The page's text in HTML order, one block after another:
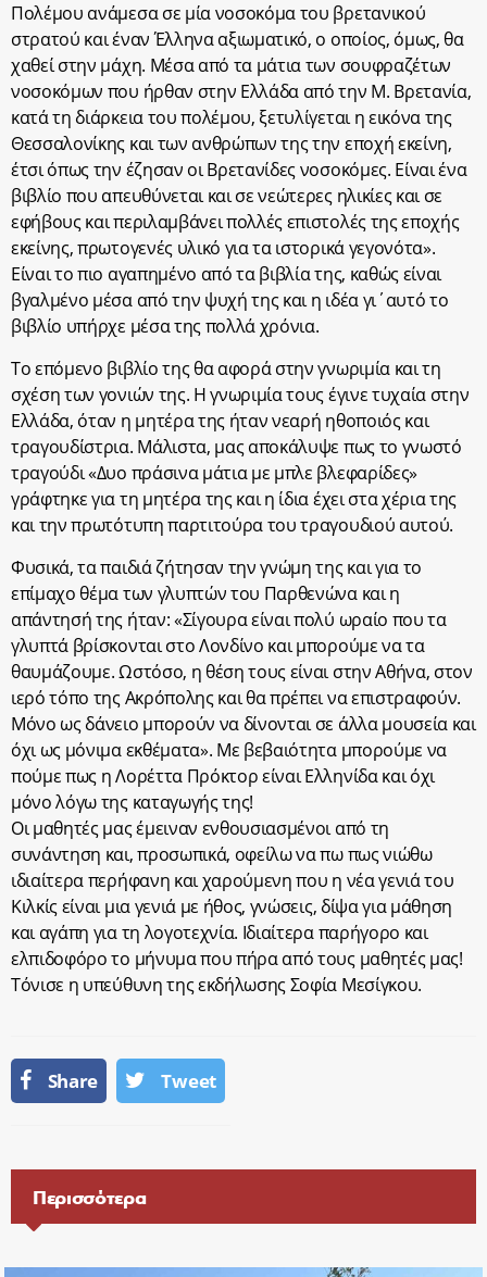
Πολέμου ανάμεσα σε μία νοσοκόμα του βρετανικού
στρατού και έναν Έλληνα αξιωματικό, ο οποίος, όμως, θα
χαθεί στην μάχη. Μέσα από τα μάτια των σουφραζέτων
νοσοκόμων που ήρθαν στην Ελλάδα από την Μ. Βρετανία,
κατά τη διάρκεια του πολέμου, ξετυλίγεται η εικόνα της
Θεσσαλονίκης και των ανθρώπων της την εποχή εκείνη,
έτσι όπως την έζησαν οι Βρετανίδες νοσοκόμες. Είναι ένα
βιβλίο που απευθύνεται και σε νεώτερες ηλικίες και σε
εφήβους και περιλαμβάνει πολλές επιστολές της εποχής
εκείνης, πρωτογενές υλικό για τα ιστορικά γεγονότα».
Είναι το πιο αγαπημένο από τα βιβλία της, καθώς είναι
βγαλμένο μέσα από την ψυχή της και η ιδέα γι΄αυτό το
βιβλίο υπήρχε μέσα της πολλά χρόνια.
Το επόμενο βιβλίο της θα αφορά στην γνωριμία και τη
σχέση των γονιών της. Η γνωριμία τους έγινε τυχαία στην
Ελλάδα, όταν η μητέρα της ήταν νεαρή ηθοποιός και
τραγουδίστρια. Μάλιστα, μας αποκάλυψε πως το γνωστό
τραγούδι «Δυο πράσινα μάτια με μπλε βλεφαρίδες»
γράφτηκε για τη μητέρα της και η ίδια έχει στα χέρια της
και την πρωτότυπη παρτιτούρα του τραγουδιού αυτού.
Φυσικά, τα παιδιά ζήτησαν την γνώμη της και για το
επίμαχο θέμα των γλυπτών του Παρθενώνα και η
απάντησή της ήταν: «Σίγουρα είναι πολύ ωραίο που τα
γλυπτά βρίσκονται στο Λονδίνο και μπορούμε να τα
θαυμάζουμε. Ωστόσο, η θέση τους είναι στην Αθήνα, στον
ιερό τόπο της Ακρόπολης και θα πρέπει να επιστραφούν.
Μόνο ως δάνειο μπορούν να δίνονται σε άλλα μουσεία και
όχι ως μόνιμα εκθέματα». Με βεβαιότητα μπορούμε να
πούμε πως η Λορέττα Πρόκτορ είναι Ελληνίδα και όχι
μόνο λόγω της καταγωγής της!
Οι μαθητές μας έμειναν ενθουσιασμένοι από τη
συνάντηση και, προσωπικά, οφείλω να πω πως νιώθω
ιδιαίτερα περήφανη και χαρούμενη που η νέα γενιά του
Κιλκίς είναι μια γενιά με ήθος, γνώσεις, δίψα για μάθηση
και αγάπη για τη λογοτεχνία. Ιδιαίτερα παρήγορο και
ελπιδοφόρο το μήνυμα που πήρα από τους μαθητές μας!
Τόνισε η υπεύθυνη της εκδήλωσης Σοφία Μεσίγκου.
Share Tweet
Περισσότερα